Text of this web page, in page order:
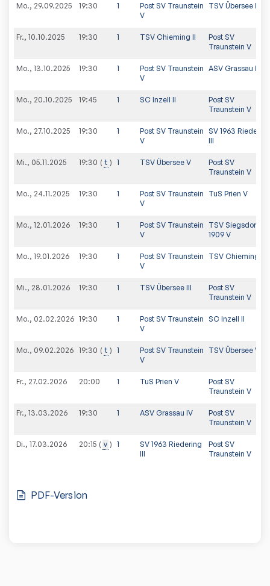
Mo., 29.09.2025 19:30 1
Post SV Traunstein
V
TSV Übersee III
Fr., 10.10.2025 19:30 1 TSV Chieming II
Post SV
Traunstein V
Mo., 13.10.2025 19:30 1
Post SV Traunstein
V
ASV Grassau IV
Mo., 20.10.2025 19:45 1 SC Inzell II
Post SV
Traunstein V
Mo., 27.10.2025 19:30 1
Post SV Traunstein
V
SV 1963 Riedering
III
Mi., 05.11.2025 19:30 t 1 TSV Übersee V
Post SV
Traunstein V
Mo., 24.11.2025 19:30 1
Post SV Traunstein
V
TuS Prien V
Mo., 12.01.2026 19:30 1
Post SV Traunstein
V
TSV Siegsdorf
1909 V
Mo., 19.01.2026 19:30 1
Post SV Traunstein
V
TSV Chieming II
Mi., 28.01.2026 19:30 1 TSV Übersee III
Post SV
Traunstein V
Mo., 02.02.2026 19:30 1
Post SV Traunstein
V
SC Inzell II
Mo., 09.02.2026 19:30 t 1
Post SV Traunstein
V
TSV Übersee V
Fr., 27.02.2026 20:00 1 TuS Prien V
Post SV
Traunstein V
Fr., 13.03.2026 19:30 1 ASV Grassau IV
Post SV
Traunstein V
Di., 17.03.2026 20:15 v 1
SV 1963 Riedering
III
Post SV
Traunstein V
PDF-Version